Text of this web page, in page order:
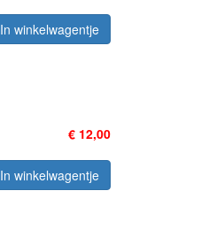
In winkelwagentje
€ 12,00
In winkelwagentje